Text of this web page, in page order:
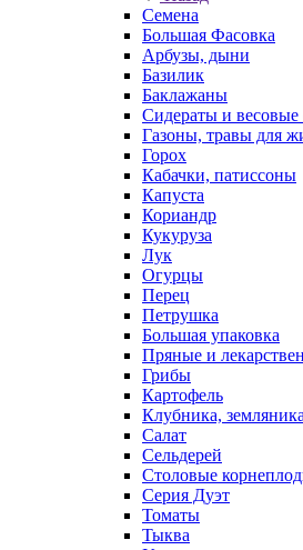
Семена
Большая Фасовка
Арбузы, дыни
Базилик
Баклажаны
Сидераты и весовые
Газоны, травы для
Горох
Кабачки, патиссоны
Капуста
Кориандр
Кукуруза
Лук
Огурцы
Перец
Петрушка
Большая упаковка
Пряные и
Грибы
Картофель
Клубника, земляника
Салат
Сельдерей
Столовые
Серия Дуэт
Томаты
Тыква